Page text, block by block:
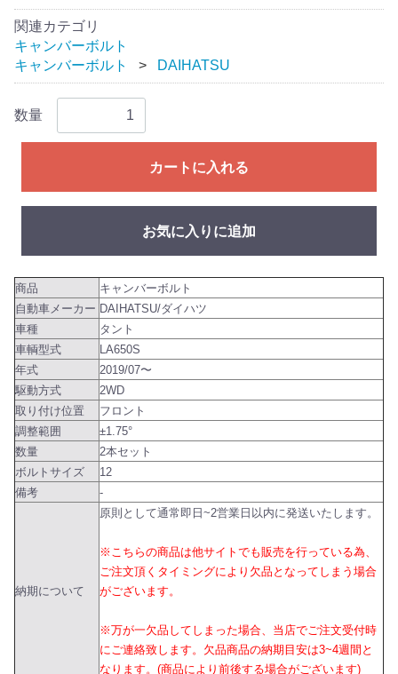
関連カテゴリ
キャンバーボルト
キャンバーボルト
DAIHATSU
数量
カートに入れる
お気に入りに追加
商品
キャンバーボルト
自動車メーカー DAIHATSU/ダイハツ
車種
タント
車輌型式
LA650S
年式
2019/07〜
駆動方式
2WD
取り付け位置
フロント
調整範囲
±1.75°
数量
2本セット
ボルトサイズ
12
備考
-
納期について
原則として通常即日~2営業日以内に発送いたします。
※こちらの商品は他サイトでも販売を行っている為、
ご注文頂くタイミングにより欠品となってしまう場合
がございます。
※万が一欠品してしまった場合、当店でご注文受付時
にご連絡致します。欠品商品の納期目安は3~4週間と
なります。(商品により前後する場合がございます)